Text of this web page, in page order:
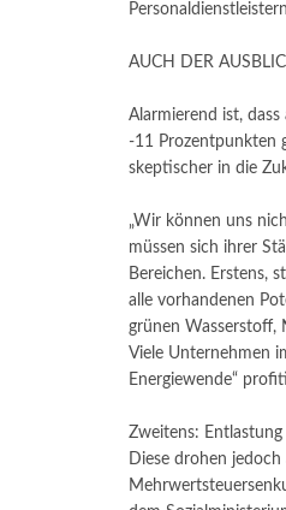
AUCH DER
Alarmierend ist,
-11 Prozentpunkten
skeptischer in die
„Wir können uns
müssen sich ihrer
Bereichen. Erstens,
alle vorhandenen
grünen Wasserstoff,
Viele Unternehmen
Energiewende“
Zweitens:
Diese drohen